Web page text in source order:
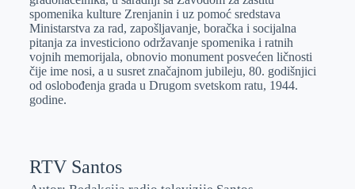
spomenika kulture Zrenjanin i uz pomoć sredstava
Ministarstva za rad, zapošljavanje, boračka i socijalna
pitanja za investiciono održavanje spomenika i ratnih
vojnih memorijala, obnovio monument posvećen ličnosti
čije ime nosi, a u susret značajnom jubileju, 80. godišnjici
od oslobođenja grada u Drugom svetskom ratu, 1944.
godine.
RTV Santos